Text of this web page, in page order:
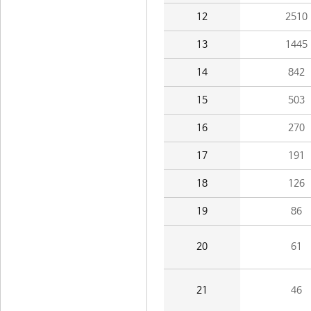
12 2510
13 1445
14 842
15 503
16 270
17 191
18 126
19 86
20 61
21 46